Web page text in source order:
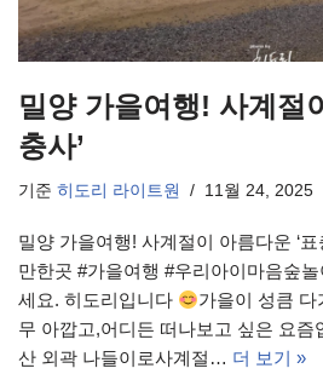
밀양 가을여행! 사계절
충사’
기준 히도리 라이트원 11월 24, 2025
밀양 가을여행! 사계절이 아름다운 ‘
만한곳 #가을여행 #우리아이마음숲
세요. 히도리입니다
가을이 성큼 다
무 아깝고,어디든 떠나보고 싶은 요즘
산 외곽 나들이로사계절… 더 보기 »